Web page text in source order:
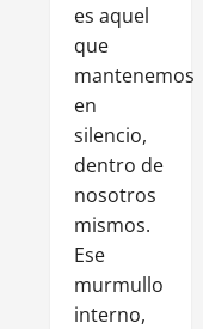
es aquel
que
mantenemos
en
silencio,
dentro de
nosotros
mismos.
Ese
murmullo
interno,